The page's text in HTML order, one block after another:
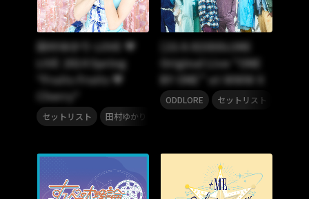
田村ゆかり LOVE ♥
LIVE 2014 Spring
*Fruits Fruits ♥
Cherry*
セットリスト 田村ゆかり
[23.9.9]ODDLORE
Original Live “ONE
BY ONE” at WWW X
ODDLORE セットリスト